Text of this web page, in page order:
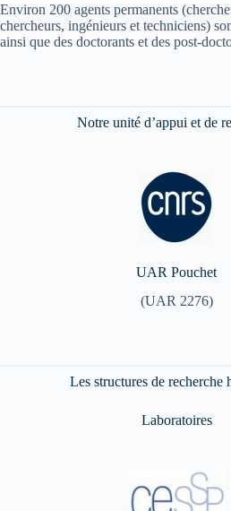
Environ 200 agents permanents
chercheurs, ingénieurs et techniciens)
ainsi que des doctorants et des post-
Notre unité d’appui et de
UAR Pouchet
(UAR 2276)
Les structures de recherche
Laboratoires